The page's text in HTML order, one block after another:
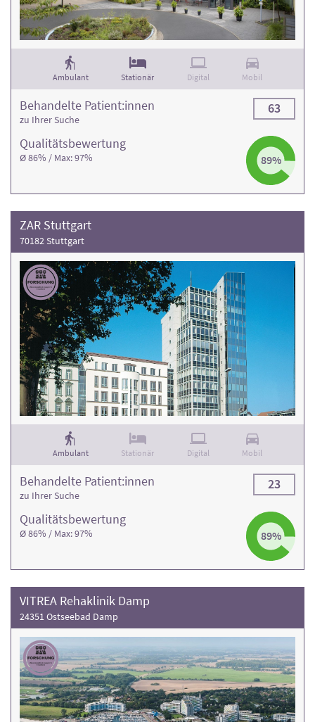
Ambulant Stationär Digital Mobil
Qualitäts­bewertung
Ø 86% / Max: 97% 89%
Behandelte Patient:innen
zu Ihrer Suche
63
ZAR Stuttgart
70182 Stuttgart
Ambulant Stationär Digital Mobil
Qualitäts­bewertung
Ø 86% / Max: 97% 89%
Behandelte Patient:innen
zu Ihrer Suche
23
VITREA Rehaklinik Damp
24351 Ostseebad Damp